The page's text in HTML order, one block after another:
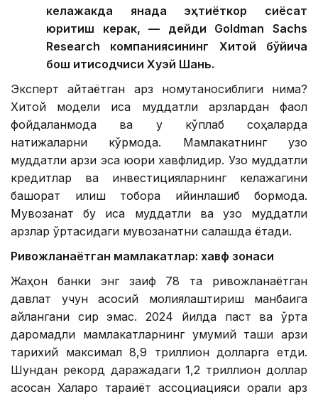
келажакда янада эҳтиёткор сиёсат
юритиш керак, — дейди Goldman Sachs
Research компаниясининг Хитой бўйича
бош иқтисодчиси Хуэй Шань.
Эксперт айтаётган қарз номутаносиблиги нима?
Хитой модели қисқа муддатли қарзлардан фаол
фойдаланмоқда ва у кўплаб соҳаларда
натижаларни кўрмоқда. Мамлакатнинг узоқ
муддатли қарзи эса юқори хавфлидир. Узоқ муддатли
кредитлар ва инвестицияларнинг келажагини
башорат қилиш тобора қийинлашиб бормоқда.
Мувозанат бу қисқа муддатли ва узоқ муддатли
қарзлар ўртасидаги мувозанатни сақлашда ётади.
Ривожланаётган мамлакатлар: хавф зонаси
Жаҳон банки энг заиф 78 та ривожланаётган
давлат учун асосий молиялаштириш манбаига
айлангани сир эмас. 2024 йилда паст ва ўрта
даромадли мамлакатларнинг умумий ташқи қарзи
тарихий максимал 8,9 триллион долларга етди.
Шундан рекорд даражадаги 1,2 триллион доллар
асосан Халқаро тараққиёт ассоциацияси орқали қарз